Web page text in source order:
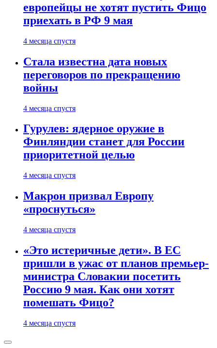
европейцы не хотят пустить Фицо
приехать в РФ 9 мая
4 месяца спустя
Стала известна дата новых
переговоров по прекращению
войны
4 месяца спустя
Гурулев: ядерное оружие в
Финляндии станет для России
приоритетной целью
4 месяца спустя
Макрон призвал Европу
«проснуться»
4 месяца спустя
«Это истеричные дети». В ЕС
пришли в ужас от планов премьер-
министра Словакии посетить
Россию 9 мая. Как они хотят
помешать Фицо?
4 месяца спустя